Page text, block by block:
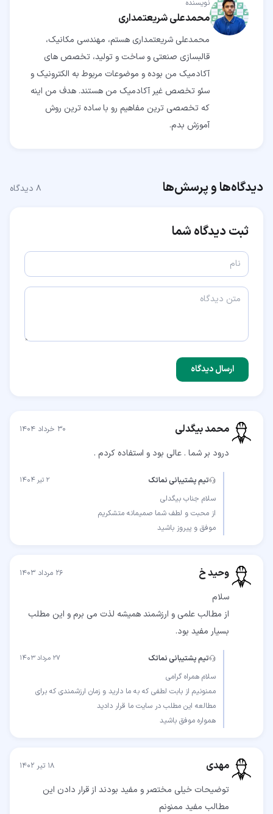
نویسنده
محمدعلی شریعتمداری
محمدعلی شریعتمداری هستم، مهندسی مکانیک،
قالبسازی صنعتی و ساخت و تولید، تخصص های
آکادمیک من بوده و موضوعات مربوط به الکترونیک و
سئو تخصص غیر آکادمیک من هستند. هدف من اینه
که تخصصی ترین مفاهیم رو با ساده ترین روش
آموزش بدم.
دیدگاه‌ها و پرسش‌ها ۸ دیدگاه
ثبت دیدگاه شما
ارسال دیدگاه
محمد بیگدلی ۳۰ خرداد ۱۴۰۴
درود بر شما . عالی بود و استفاده کردم .
تیم پشتیبانی نماتک ۲ تیر ۱۴۰۴
موفق و پیروز باشید
وحید خ ۲۶ مرداد ۱۴۰۳
از مطالب علمی و ارزشمند همیشه لذت می برم و این مطلب
بسیار مفید بود.
تیم پشتیبانی نماتک ۲۷ مرداد ۱۴۰۳
ممنونیم از بابت لطفی که به ما دارید و زمان ارزشمندی که برای
همواره موفق باشید
مهدی ۱۸ تیر ۱۴۰۲
توضیحات خیلی مختصر و مفید بودند از قرار دادن این
مطالب مفید ممنونم